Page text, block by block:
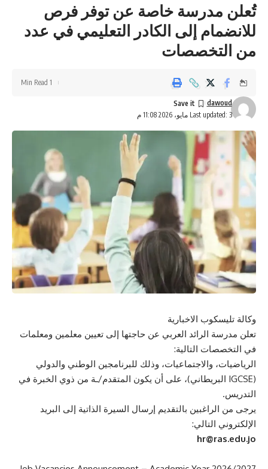
تُعلن مدرسة خاصة عن توفر فرص
للانضمام إلى الكادر التعليمي في عدد
من التخصصات
Last updated: 3 مايو، 2026 11:08 م
dawoud
1 Min Read
وكالة تليسكوب الاخبارية
تعلن مدرسة الرائد العربي عن حاجتها إلى تعيين معلمين ومعلمات
في التخصصات التالية:
الرياضيات، والاجتماعيات، وذلك للبرنامجين الوطني والدولي
(IGCSE البريطاني)، على أن يكون المتقدم/ـة من ذوي الخبرة في
التدريس.
يرجى من الراغبين بالتقديم إرسال السيرة الذاتية إلى البريد
الإلكتروني التالي:
hr@ras.edu.jo